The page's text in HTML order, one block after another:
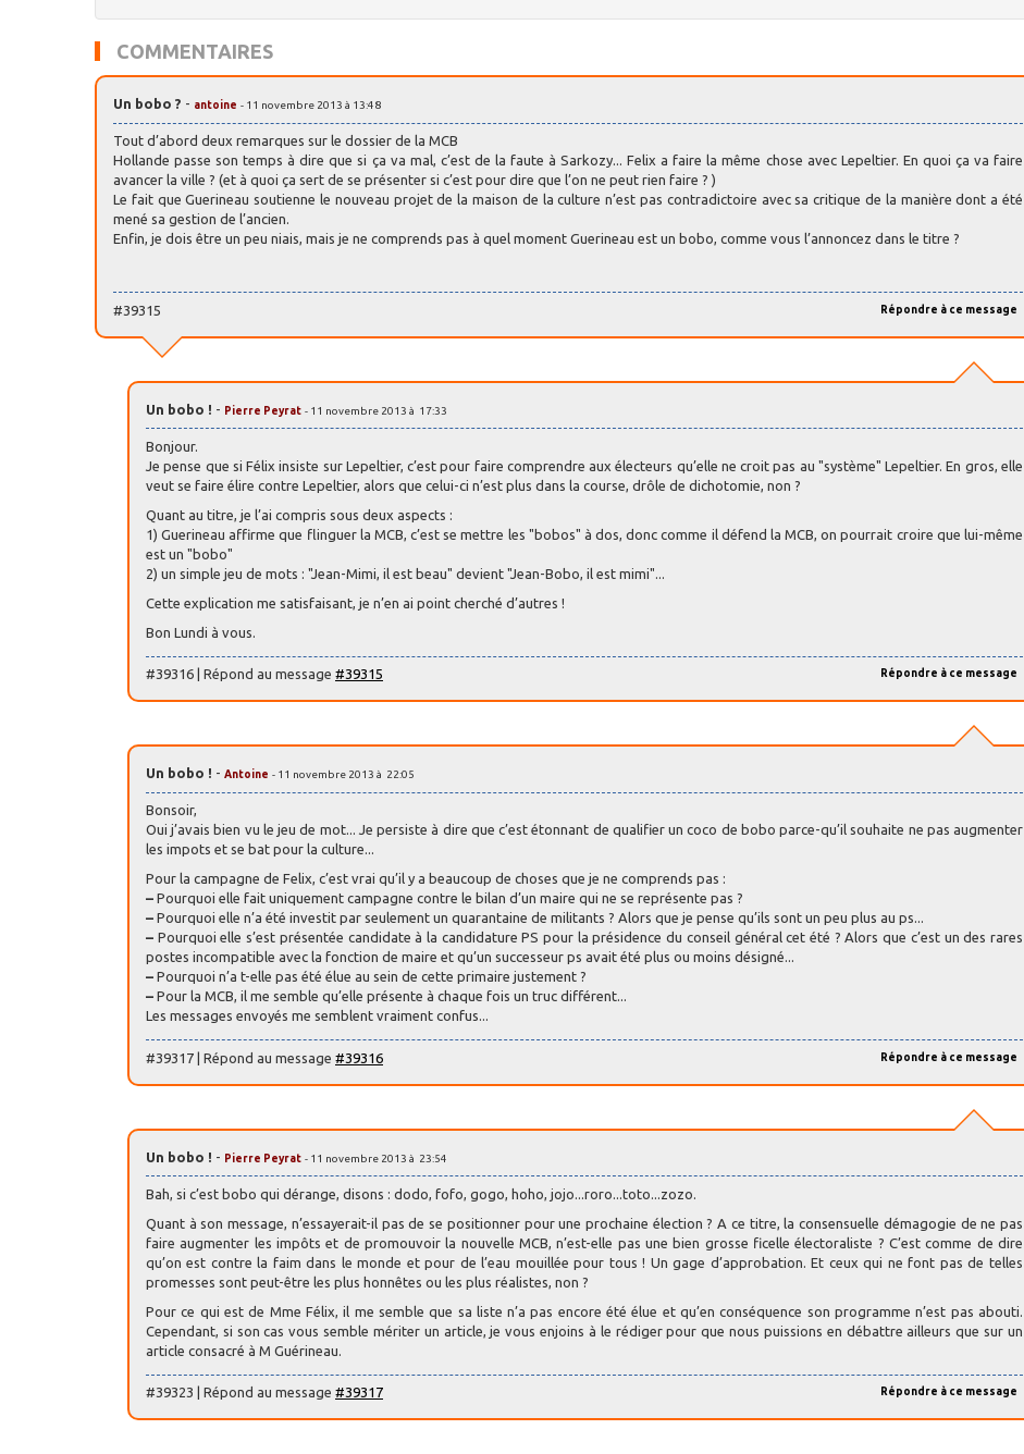
COMMENTAIRES
Un bobo ? - antoine - 11 novembre 2013 à 13:48
Tout d’abord deux remarques sur le dossier de la MCB
Hollande passe son temps à dire que si ça va mal, c’est de la faute à Sarkozy... Felix a faire la même chose avec Lepeltier. En quoi ça va faire
avancer la ville ? (et à quoi ça sert de se présenter si c’est pour dire que l’on ne peut rien faire ? )
Le fait que Guerineau soutienne le nouveau projet de la maison de la culture n’est pas contradictoire avec sa critique de la manière dont a été
mené sa gestion de l’ancien.
Enfin, je dois être un peu niais, mais je ne comprends pas à quel moment Guerineau est un bobo, comme vous l’annoncez dans le titre ?
Répondre à ce message
#39315
Un bobo ! - Pierre Peyrat - 11 novembre 2013 à 17:33
Bonjour.
Je pense que si Félix insiste sur Lepeltier, c’est pour faire comprendre aux électeurs qu’elle ne croit pas au "système" Lepeltier. En gros, elle
veut se faire élire contre Lepeltier, alors que celui-ci n’est plus dans la course, drôle de dichotomie, non ?
Quant au titre, je l’ai compris sous deux aspects :
1) Guerineau affirme que flinguer la MCB, c’est se mettre les "bobos" à dos, donc comme il défend la MCB, on pourrait croire que lui-même
est un "bobo"
2) un simple jeu de mots : "Jean-Mimi, il est beau" devient "Jean-Bobo, il est mimi"...
Cette explication me satisfaisant, je n’en ai point cherché d’autres !
Bon Lundi à vous.
Répondre à ce message
#39316 | Répond au message #39315
Un bobo ! - Antoine - 11 novembre 2013 à 22:05
Bonsoir,
Oui j’avais bien vu le jeu de mot... Je persiste à dire que c’est étonnant de qualifier un coco de bobo parce-qu’il souhaite ne pas augmenter
les impots et se bat pour la culture...
Pour la campagne de Felix, c’est vrai qu’il y a beaucoup de choses que je ne comprends pas :
– Pourquoi elle fait uniquement campagne contre le bilan d’un maire qui ne se représente pas ?
– Pourquoi elle n’a été investit par seulement un quarantaine de militants ? Alors que je pense qu’ils sont un peu plus au ps...
– Pourquoi elle s’est présentée candidate à la candidature PS pour la présidence du conseil général cet été ? Alors que c’est un des rares
postes incompatible avec la fonction de maire et qu’un successeur ps avait été plus ou moins désigné...
– Pourquoi n’a t-elle pas été élue au sein de cette primaire justement ?
– Pour la MCB, il me semble qu’elle présente à chaque fois un truc différent...
Les messages envoyés me semblent vraiment confus...
Répondre à ce message
#39317 | Répond au message #39316
Un bobo ! - Pierre Peyrat - 11 novembre 2013 à 23:54
Bah, si c’est bobo qui dérange, disons : dodo, fofo, gogo, hoho, jojo...roro...toto...zozo.
Quant à son message, n’essayerait-il pas de se positionner pour une prochaine élection ? A ce titre, la consensuelle démagogie de ne pas
faire augmenter les impôts et de promouvoir la nouvelle MCB, n’est-elle pas une bien grosse ficelle électoraliste ? C’est comme de dire
qu’on est contre la faim dans le monde et pour de l’eau mouillée pour tous ! Un gage d’approbation. Et ceux qui ne font pas de telles
promesses sont peut-être les plus honnêtes ou les plus réalistes, non ?
Pour ce qui est de Mme Félix, il me semble que sa liste n’a pas encore été élue et qu’en conséquence son programme n’est pas abouti.
Cependant, si son cas vous semble mériter un article, je vous enjoins à le rédiger pour que nous puissions en débattre ailleurs que sur un
article consacré à M Guérineau.
Répondre à ce message
#39323 | Répond au message #39317